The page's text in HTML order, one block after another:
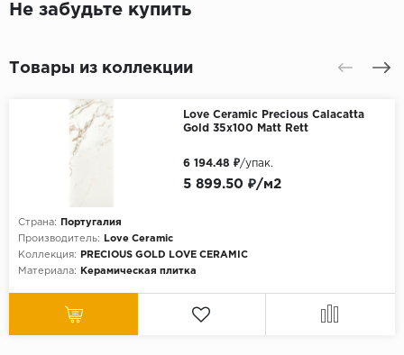
Не забудьте купить
Товары из коллекции
Love Ceramic Precious Calacatta
Gold 35х100 Matt Rett
Страна:
Португалия
Производитель:
Love Ceramic
Коллекция:
PRECIOUS GOLD LOVE CERAMIC
Материала:
Керамическая плитка
5 899.50 ₽/м2
6 194.48 ₽/упак.